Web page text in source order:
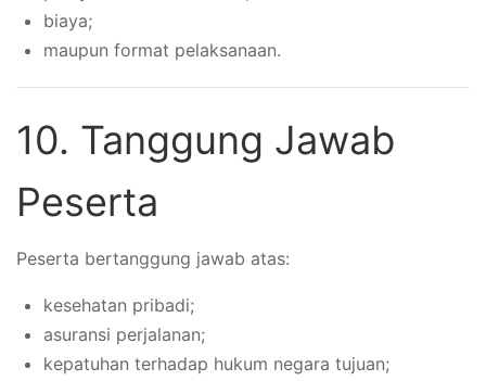
biaya;
maupun format pelaksanaan.
10. Tanggung Jawab
Peserta
Peserta bertanggung jawab atas:
kesehatan pribadi;
asuransi perjalanan;
kepatuhan terhadap hukum negara tujuan;